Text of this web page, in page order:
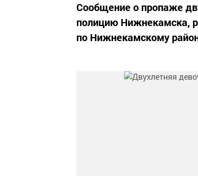
Сообщение о пропаже
полицию Нижнекамска,
по Нижнекамскому